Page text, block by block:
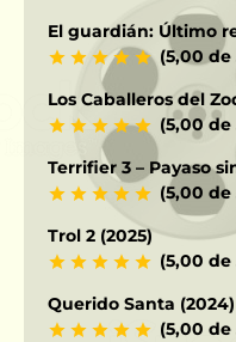
El guardián: Último
(5,00 de
Los Caballeros del
(5,00 de
Terrifier 3 – Payaso
(5,00 de
Trol 2 (2025)
(5,00 de
Querido Santa (2024)
(5,00 de